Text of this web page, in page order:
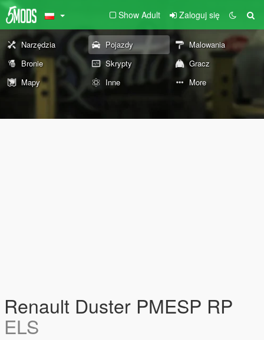
Show Adult Zaloguj się
Narzędzia Pojazdy
Malowania
Bronie
Skrypty
Gracz
Mapy
Inne More
Renault Duster PMESP RP
ELS